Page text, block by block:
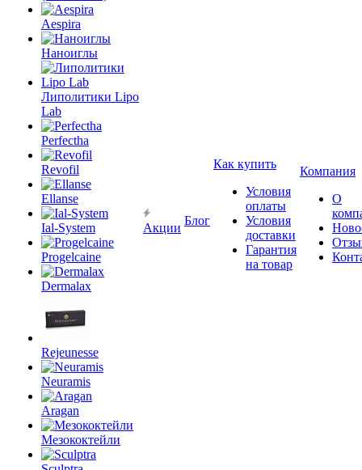
Aespira
Наноиглы
Липолитики Lipo
Lab
Perfectha
Revofil
Ellanse
Ial-System
Progelcaine
Dermalax
Rejeunesse
Neuramis
Aragan
Мезококтейли
Акции
Блог
Как купить
Условия
оплаты
Условия
доставки
Гарантия
на товар
Компания
О